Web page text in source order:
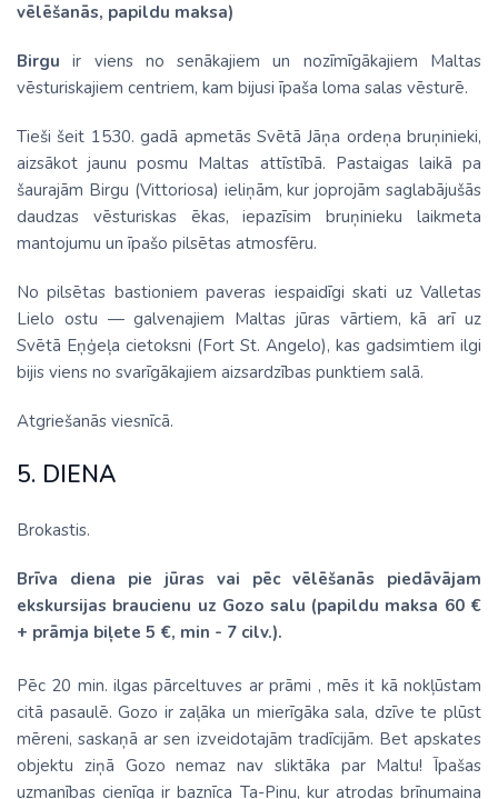
vēlēšanās, papildu maksa)
Birgu ir viens no senākajiem un nozīmīgākajiem Maltas
vēsturiskajiem centriem, kam bijusi īpaša loma salas vēsturē.
Tieši šeit 1530. gadā apmetās Svētā Jāņa ordeņa bruņinieki,
aizsākot jaunu posmu Maltas attīstībā. Pastaigas laikā pa
šaurajām Birgu (Vittoriosa) ieliņām, kur joprojām saglabājušās
daudzas vēsturiskas ēkas, iepazīsim bruņinieku laikmeta
mantojumu un īpašo pilsētas atmosfēru.
No pilsētas bastioniem paveras iespaidīgi skati uz Valletas
Lielo ostu — galvenajiem Maltas jūras vārtiem, kā arī uz
Svētā Eņģeļa cietoksni (Fort St. Angelo), kas gadsimtiem ilgi
bijis viens no svarīgākajiem aizsardzības punktiem salā.
Atgriešanās viesnīcā.
5. DIENA
Brokastis.
Brīva diena pie jūras vai pēc vēlēšanās piedāvājam
ekskursijas braucienu uz Gozo salu (papildu maksa 60 €
+ prāmja biļete 5 €, min - 7 cilv.).
Pēc 20 min. ilgas pārceltuves ar prāmi , mēs it kā nokļūstam
citā pasaulē. Gozo ir zaļāka un mierīgāka sala, dzīve te plūst
mēreni, saskaņā ar sen izveidotajām tradīcijām. Bet apskates
objektu ziņā Gozo nemaz nav sliktāka par Maltu! Īpašas
uzmanības cienīga ir baznīca Ta-Pinu, kur atrodas brīnumaina